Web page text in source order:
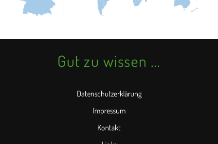
Gut zu wissen ...
Datenschutzerklärung
Impressum
Kontakt